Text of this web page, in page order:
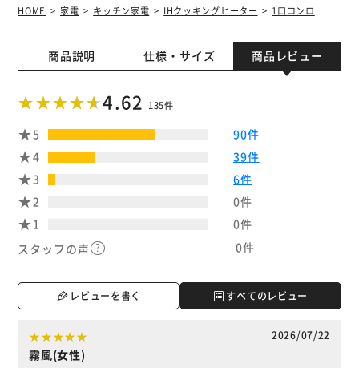
HOME 家電 キッチン家電 IHクッキングヒーター 1口コンロ
商品説明 仕様・サイズ 商品レビュー
4.62 135件
5
90件
4
39件
3
6件
2
0件
1
0件
スタッフの声
0件
レビューを書く すべてのレビュー
2026/07/22
霧風(女性)